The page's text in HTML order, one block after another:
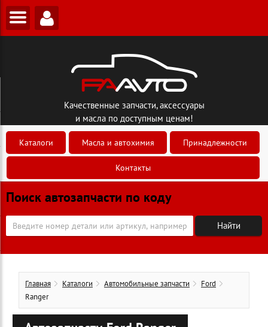
Качественные запчасти, аксессуары
и масла по доступным ценам!
Каталоги Масла и автохимия Принадлежности
Контакты
Поиск автозапчасти по коду
Главная Каталоги Автомобильные запчасти
Ford
Ranger